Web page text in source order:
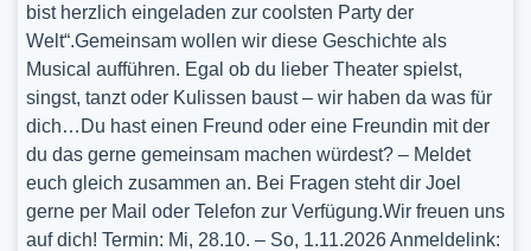
bist herzlich eingeladen zur coolsten Party der
Welt“.Gemeinsam wollen wir diese Geschichte als
Musical aufführen. Egal ob du lieber Theater spielst,
singst, tanzt oder Kulissen baust – wir haben da was für
dich…Du hast einen Freund oder eine Freundin mit der
du das gerne gemeinsam machen würdest? – Meldet
euch gleich zusammen an. Bei Fragen steht dir Joel
gerne per Mail oder Telefon zur Verfügung.Wir freuen uns
auf dich! Termin: Mi, 28.10. – So, 1.11.2026 Anmeldelink: